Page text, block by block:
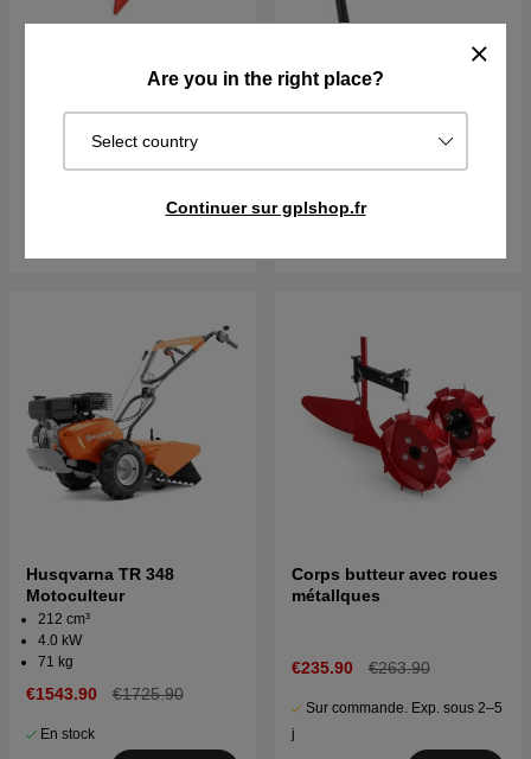
Are you in the right place?
Select country
Continuer sur gplshop.fr
Potatoes harvesting
Corps butteur
Sur commande. Exp. sous 2–5
Husqvarna TR 348
Motoculteur
212 cm³
4.0 kW
71 kg
€1543.90 €1725.90
En stock
Corps butteur avec roues
métallques
€235.90 €263.90
Sur commande. Exp. sous 2–5
j